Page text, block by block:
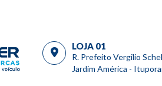
LOJA 01
R. Prefeito Vergilio
Jardim América -